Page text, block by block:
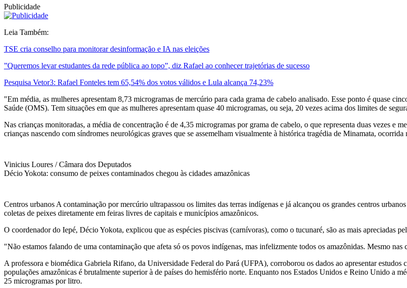
Publicidade
Leia Também:
TSE cria conselho para monitorar desinformação e IA nas eleições
”Queremos levar estudantes da rede pública ao topo”, diz Rafael ao conhecer trajetórias de sucesso
Pesquisa Vetor3: Rafael Fonteles tem 65,54% dos votos válidos e Lula alcança 74,23%
"Em média, as mulheres apresentam 8,73 microgramas de mercúrio para cada grama de cabelo analisado. Esse ponto é quase
Saúde (OMS). Tem situações em que as mulheres apresentam quase 40 microgramas, ou seja, 20 vezes acima dos limites de
Nas crianças monitoradas, a média de concentração é de 4,35 microgramas por grama de cabelo, o que representa duas vezes e
crianças nascendo com síndromes neurológicas graves que se assemelham visualmente à histórica tragédia de Minamata, ocorrida
Vinicius Loures / Câmara dos Deputados
Décio Yokota: consumo de peixes contaminados chegou às cidades amazônicas
Centros urbanos A contaminação por mercúrio ultrapassou os limites das terras indígenas e já alcançou os grandes centros
coletas de peixes diretamente em feiras livres de capitais e municípios amazônicos.
O coordenador do Iepé, Décio Yokota, explicou que as espécies piscivas (carnívoras), como o tucunaré, são as mais apreciadas
"Não estamos falando de uma contaminação que afeta só os povos indígenas, mas infelizmente todos os amazônidas. Mesmo
A professora e biomédica Gabriela Rifano, da Universidade Federal do Pará (UFPA), corroborou os dados ao apresentar estudos
populações amazônicas é brutalmente superior à de países do hemisfério norte. Enquanto nos Estados Unidos e Reino Unido a
25 microgramas por litro.